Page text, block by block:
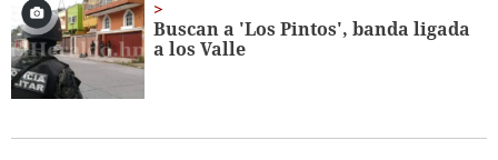
Buscan a 'Los Pintos', banda ligada
a los Valle